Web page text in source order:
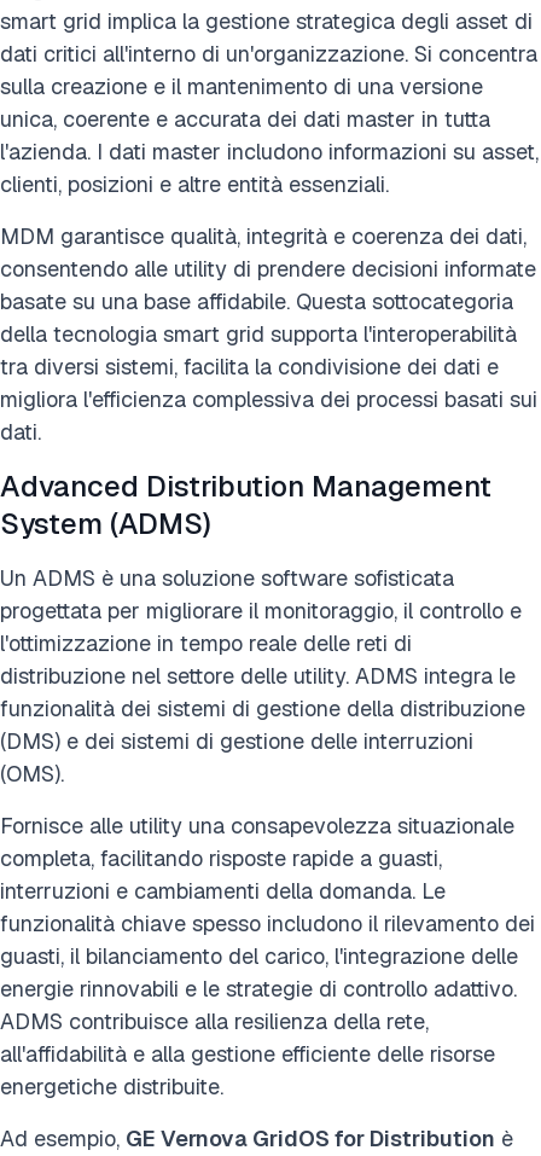
smart grid implica la gestione strategica degli asset di
dati critici all'interno di un'organizzazione. Si concentra
sulla creazione e il mantenimento di una versione
unica, coerente e accurata dei dati master in tutta
l'azienda. I dati master includono informazioni su asset,
clienti, posizioni e altre entità essenziali.
MDM garantisce qualità, integrità e coerenza dei dati,
consentendo alle utility di prendere decisioni informate
basate su una base affidabile. Questa sottocategoria
della tecnologia smart grid supporta l'interoperabilità
tra diversi sistemi, facilita la condivisione dei dati e
migliora l'efficienza complessiva dei processi basati sui
dati.
Advanced Distribution Management
System (ADMS)
Un ADMS è una soluzione software sofisticata
progettata per migliorare il monitoraggio, il controllo e
l'ottimizzazione in tempo reale delle reti di
distribuzione nel settore delle utility. ADMS integra le
funzionalità dei sistemi di gestione della distribuzione
(DMS) e dei sistemi di gestione delle interruzioni
(OMS).
Fornisce alle utility una consapevolezza situazionale
completa, facilitando risposte rapide a guasti,
interruzioni e cambiamenti della domanda. Le
funzionalità chiave spesso includono il rilevamento dei
guasti, il bilanciamento del carico, l'integrazione delle
energie rinnovabili e le strategie di controllo adattivo.
ADMS contribuisce alla resilienza della rete,
all'affidabilità e alla gestione efficiente delle risorse
energetiche distribuite.
Ad esempio, GE Vernova GridOS for Distribution è